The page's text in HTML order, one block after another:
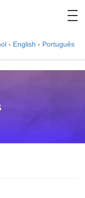
- English - Português